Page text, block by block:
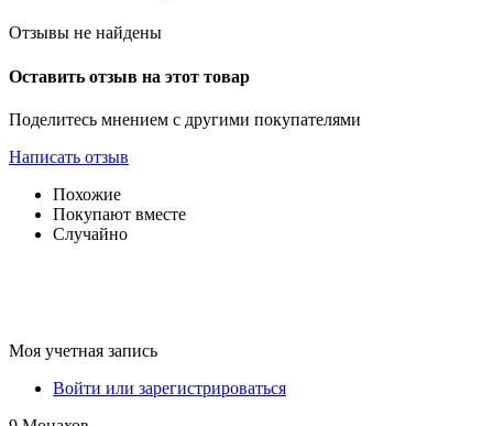
Отзывы не найдены
Оставить отзыв на этот товар
Поделитесь мнением с другими покупателями
Написать отзыв
Похожие
Покупают вместе
Случайно
Моя учетная запись
Войти или зарегистрироваться